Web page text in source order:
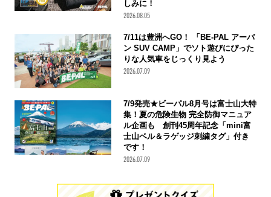
しみに！
2026.08.05
7/11は豊洲へGO！ 「BE-PAL アーバ
ン SUV CAMP」でソト遊びにぴった
りな人気車をじっくり見よう
2026.07.09
7/9発売★ビーパル8月号は富士山大特
集！夏の危険生物 完全防御マニュア
ル企画も 創刊45周年記念「mini富
士山ベル＆ラゲッジ刺繍タグ」付き
です！
2026.07.09